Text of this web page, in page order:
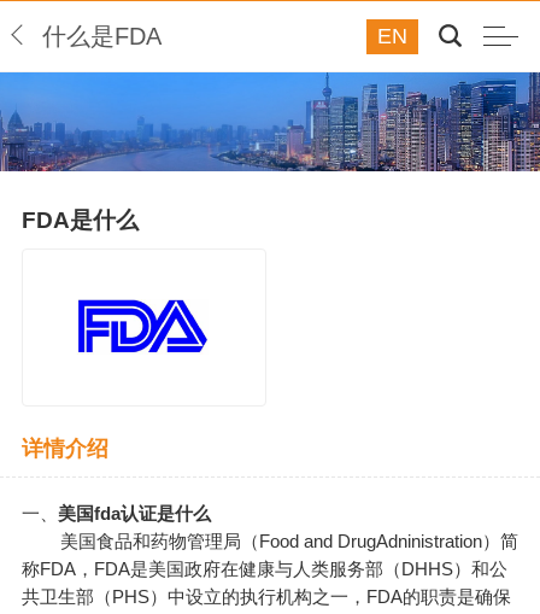
什么是FDA EN
FDA是什么
详情介绍
一、 美国fda认证是什么
美国食品和药物管理局（Food and DrugAdninistration）简
称FDA，FDA是美国政府在健康与人类服务部（DHHS）和公
共卫生部（PHS）中设立的执行机构之一，FDA的职责是确保